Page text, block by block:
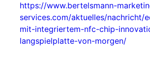
https://www.bertelsmann-
services.com/aktuelles/nachricht/
mit-integriertem-nfc-chip-
langspielplatte-von-morgen/